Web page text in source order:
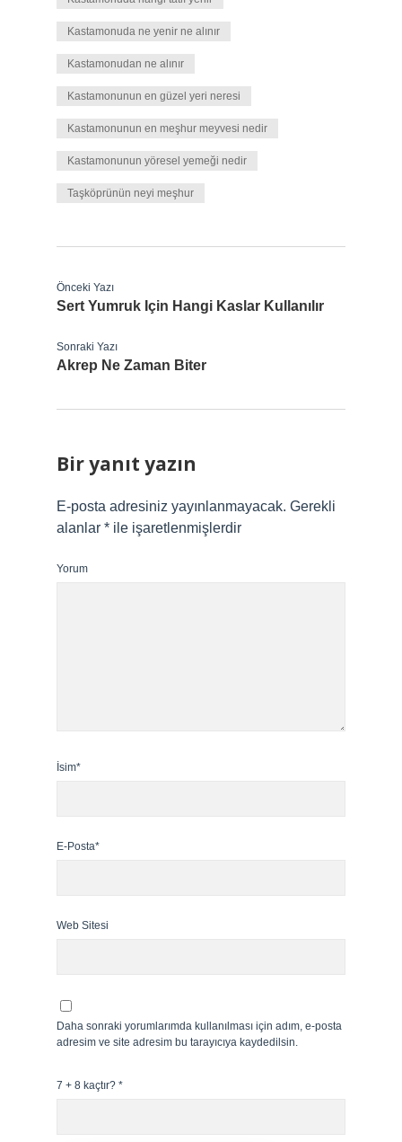
Kastamonuda ne yenir ne alınır
Kastamonudan ne alınır
Kastamonunun en güzel yeri neresi
Kastamonunun en meşhur meyvesi nedir
Kastamonunun yöresel yemeği nedir
Taşköprünün neyi meşhur
Önceki Yazı
Sert Yumruk Için Hangi Kaslar Kullanılır
Sonraki Yazı
Akrep Ne Zaman Biter
Bir yanıt yazın
E-posta adresiniz yayınlanmayacak. Gerekli
alanlar * ile işaretlenmişlerdir
Yorum
İsim*
E-Posta*
Web Sitesi
Daha sonraki yorumlarımda kullanılması için adım, e-posta
adresim ve site adresim bu tarayıcıya kaydedilsin.
7 + 8 kaçtır? *